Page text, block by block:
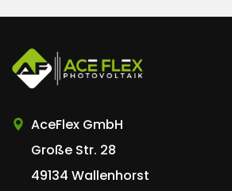
AceFlex GmbH
AceFlex GmbH
Große Str. 28
49134 Wallenhorst